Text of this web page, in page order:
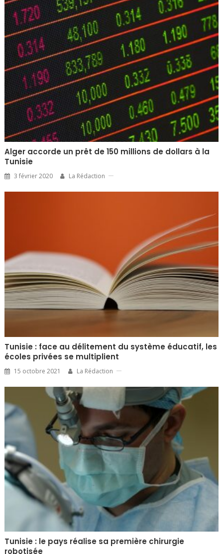
Alger accorde un prêt de 150 millions de dollars à la
Tunisie
3 février 2020 La Rédaction
Tunisie : face au délitement du système éducatif, les
écoles privées se multiplient
15 octobre 2021 La Rédaction
Tunisie : le pays réalise sa première chirurgie
robotisée